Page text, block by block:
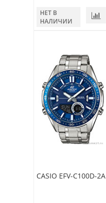
НЕТ В
НАЛИЧИИ
CASIO EFV-C100D-2A